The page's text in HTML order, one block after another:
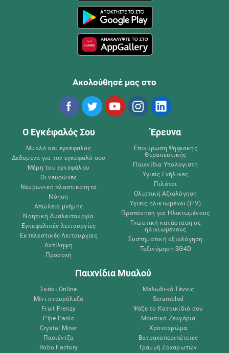
Ακολούθησέ μας στο
Ο Εγκέφαλός Σου
Μυαλό και εγκέφαλος
Δεδομένα για τον εγκέφαλό σου
Μέρη του εγκεφάλου
Οι νευρώνες
Νευρωνική πλαστικότητα
Νόηση
Απώλεια μνήμης
Νοητική Δυσλειτουργία
Εγκεφαλικές λειτουργίες
Εκτελεστικές Λειτουργίες
Αντίληψη
Προσοχή
Έρευνα
Επικύρωση Ψηφιακής
Θεραπευτικής
Παιχνίδια Υπολογιστή
Υγιείς Ενήλικες
Πιλότοι
Ολιστική Αξιολόγηση
Υγιείς ηλικιωμένοι (iTV)
Προπόνηση για Ηλικιωμένους
Γνωστική κατάσταση σε
ηλικιωμένους
Συστηματική αξιολόγηση
Ταξινόμηση SG4D
Παιχνίδια Μυαλού
Σκάκι Online
Μίνι σταυρόλεξο
Fruit Frenzy
Pipe Panic
Crystal Miner
Πασιέντζα
Robo Factory
Μελωδικό Τέννις
Scrambled
Ψάξε το Κατοικίδιό σου
Μουσικά Ζευγάρια
Χρονοχρώμα
Βατραχοπεριπέτειες
Γραμμή Ζαχαρωτών